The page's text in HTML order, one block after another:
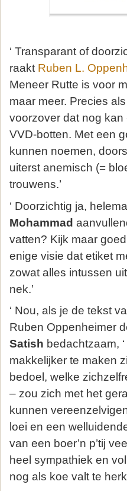
‘ Transparant of
raakt Ruben L.
Meneer Rutte is voor
maar meer. Precies
voorzover dat nog
VVD-botten. Met een
kunnen noemen,
uiterst anemisch (=
trouwens.’
‘ Doorzichtig ja,
Mohammad
vatten? Kijk maar
enige visie dat etiket
zowat alles intussen
nek.’
‘ Nou, als je de tekst
Ruben Oppenheimer
Satish bedachtzaam,
makkelijker te maken
bedoel, welke
– zou zich met het
kunnen
loei en een
van een boer’n p’tij
heel sympathiek en
nog als koe valt te